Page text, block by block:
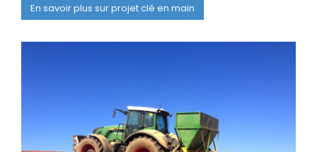
En savoir plus sur projet clé en main